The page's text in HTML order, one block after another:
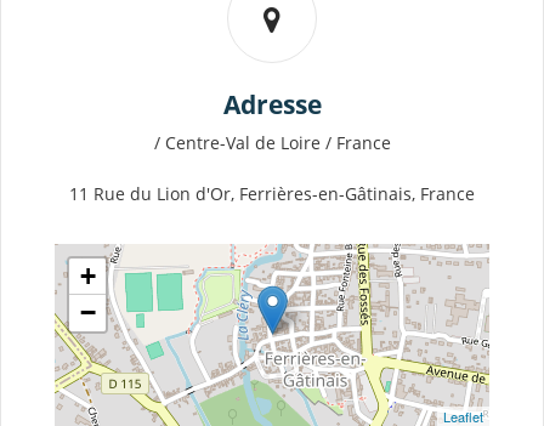
Adresse
/ Centre-Val de Loire / France
11 Rue du Lion d'Or, Ferrières-en-Gâtinais, France
+
−
Leaflet